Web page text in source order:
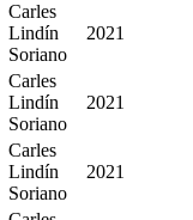
Carles
Lindín
Soriano
2021
Carles
Lindín
Soriano
2021
Carles
Lindín
Soriano
2021